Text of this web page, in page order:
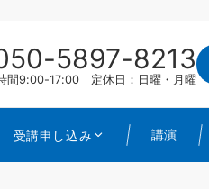
5897-8213
間9:00-17:00 定休日：日曜・月曜
受講申し込み 講演